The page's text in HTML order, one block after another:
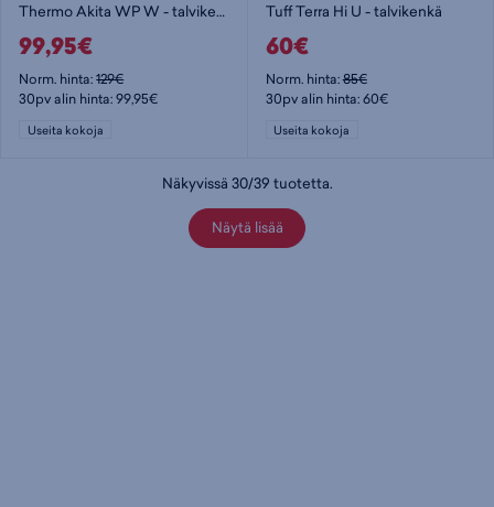
Thermo Akita WP W - talvikenkä
99,95€
Norm. hinta:129€
30pv alin hinta: 99,95€
Useita kokoja
Tuff Terra Hi U - talvikenkä
60€
Norm. hinta:85€
30pv alin hinta: 60€
Useita kokoja
Näkyvissä 30/39 tuotetta.
Näytä lisää